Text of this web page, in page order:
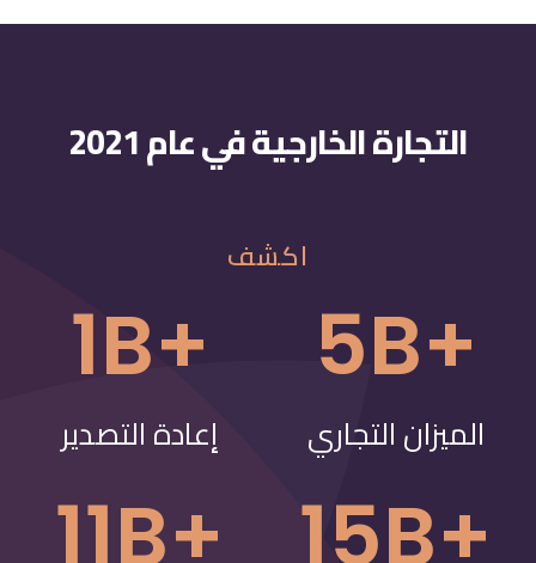
التجارة الخارجية في عام 2021
اكشف
+5B
الميزان التجاري
+1B
إعادة التصدير
+15B
+11B